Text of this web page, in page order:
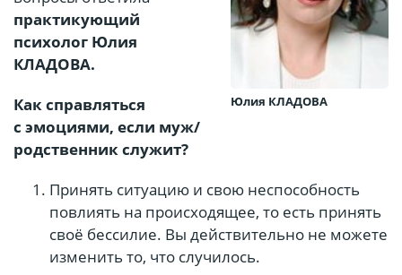
Юлия КЛАДОВА
практикующий
психолог Юлия
КЛАДОВА.
Как справляться
с эмоциями, если муж/
родственник служит?
Принять ситуацию и свою неспособность
повлиять на происходящее, то есть принять
своё бессилие. Вы действительно не можете
изменить то, что случилось.